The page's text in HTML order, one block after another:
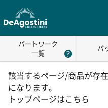
パートワーク
一覧
パ
該当するページ/商品が存
になります。
トップページはこちら